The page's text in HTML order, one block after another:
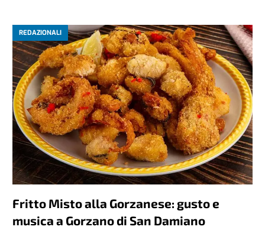
REDAZIONALI
Fritto Misto alla Gorzanese: gusto e
musica a Gorzano di San Damiano